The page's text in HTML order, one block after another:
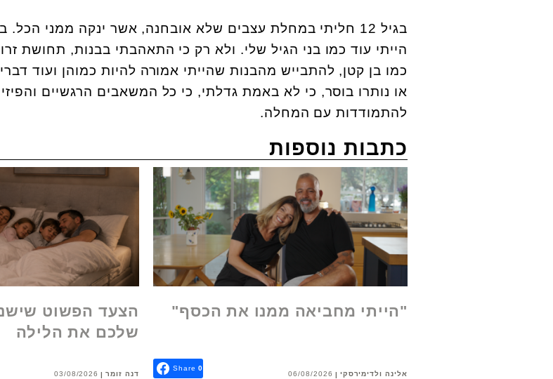
בגיל 12 חליתי במחלת עצבים שלא אובחנה, אשר ינקה ממני
הייתי עוד כמו בני הגיל שלי. ולא רק כי התאהבתי בבנות, תחושת
כמו בן קטן, להתבייש מהבנות שהייתי אמורה להיות כמוהן ועוד
או נותרו בוסר, כי לא באמת גדלתי, כי כל המשאבים הרגשיים
להתמודדות עם המחלה.
כתבות נוספות
"הייתי מחביאה ממנו את הכסף"
אלינה ולדימירסקי 06/08/2026
Share 0
הצעד הפשוט
שלכם את הלילה
דנה זומר 03/08/2026